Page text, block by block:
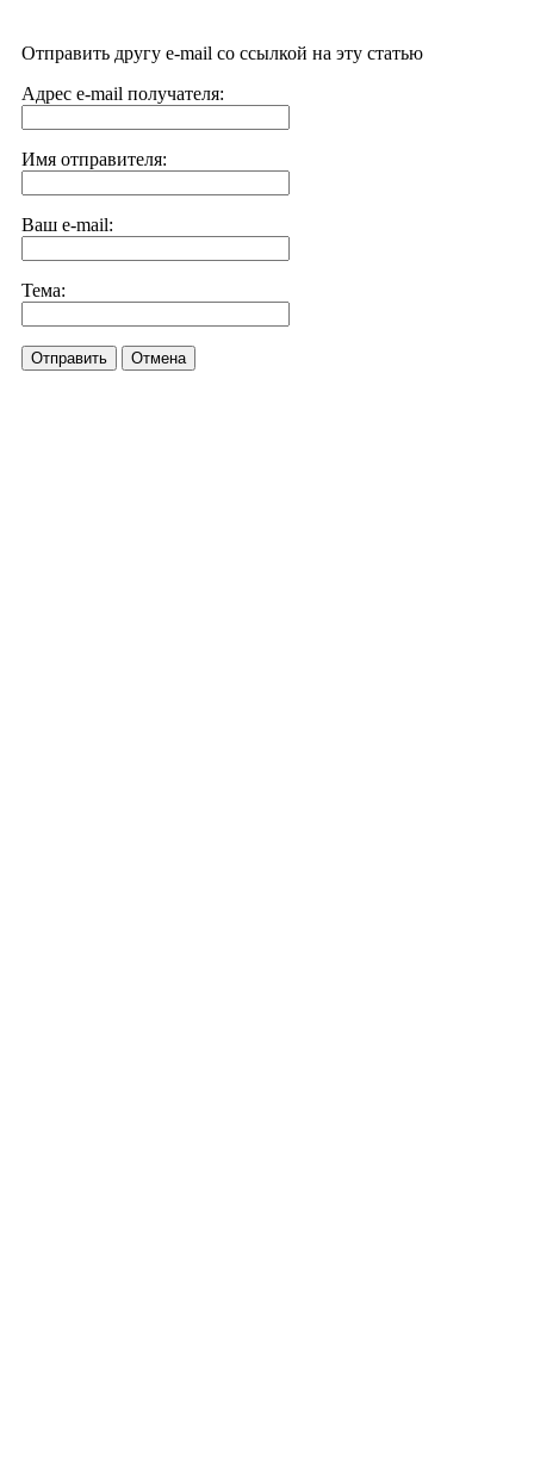
Отправить другу e-mail со ссылкой на эту статью
Адрес e-mail получателя:
Имя отправителя:
Ваш e-mail:
Тема:
Отправить Отмена